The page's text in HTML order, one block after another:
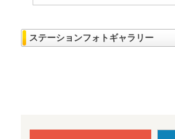
ステーションフォトギャラリー